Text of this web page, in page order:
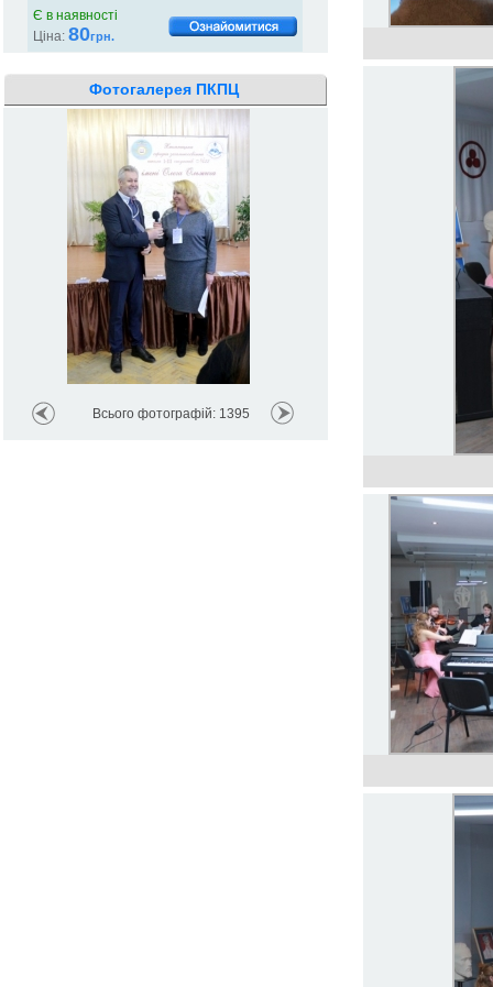
Є в наявності
Ціна: 80грн.
Фотогалерея ПКПЦ
Всього фотографій: 1395